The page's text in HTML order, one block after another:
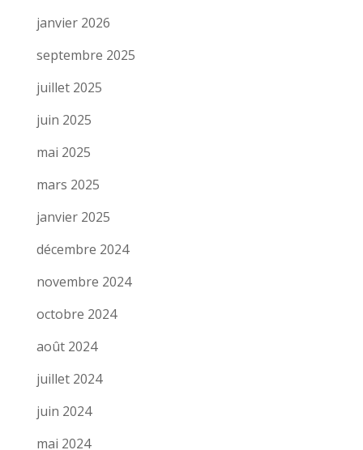
janvier 2026
septembre 2025
juillet 2025
juin 2025
mai 2025
mars 2025
janvier 2025
décembre 2024
novembre 2024
octobre 2024
août 2024
juillet 2024
juin 2024
mai 2024